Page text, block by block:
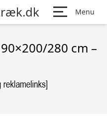
Menu
280 cm –